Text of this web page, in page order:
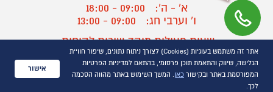
א' - ה':
09:00 - 18:00
ו' וערבי חג:
09:00 - 13:00
שעות פעילות מוקד שירות לקוחות:
א' - ד':
09:00 - 16:30
ה :
09:00 - 16:00
חול המועד
אתר זה משתמש בעוגיות (Cookies) לצורך ניתוח נתונים, שיפור חוויית
הגלישה, שיווק והתאמת תוכן פרסומי, בהתאם למדיניות הפרטיות
המפורסמת באתר ובקישור כאן. המשך השימוש באתר מהווה הסכמה
לכך.
אישור